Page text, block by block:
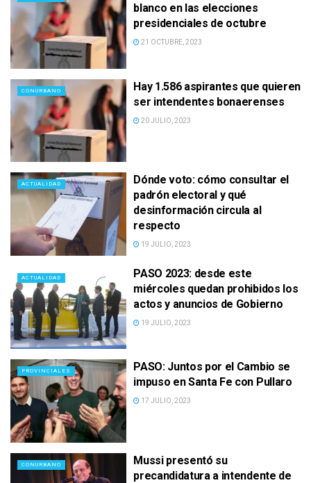
blanco en las elecciones
presidenciales de octubre
21 OCTUBRE, 2023
CONURBANO
Hay 1.586 aspirantes que quieren
ser intendentes bonaerenses
20 JULIO, 2023
ACTUALIDAD
Dónde voto: cómo consultar el
padrón electoral y qué
desinformación circula al
respecto
19 JULIO, 2023
ACTUALIDAD
PASO 2023: desde este
miércoles quedan prohibidos los
actos y anuncios de Gobierno
19 JULIO, 2023
PROVINCIALES
PASO: Juntos por el Cambio se
impuso en Santa Fe con Pullaro
17 JULIO, 2023
CONURBANO
Mussi presentó su
precandidatura a intendente de